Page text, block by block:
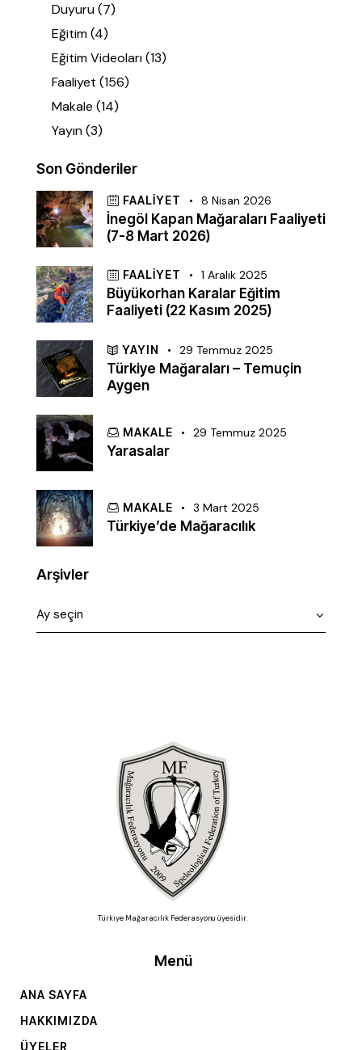
Duyuru(7)
Eğitim(4)
Eğitim Videoları(13)
Faaliyet (156)
Makale (14)
Yayın(3)
Son Gönderiler
FAALIYET 8 Nisan 2026
İnegöl Kapan Mağaraları Faaliyeti
(7-8 Mart 2026)
FAALIYET 1 Aralık 2025
Büyükorhan Karalar Eğitim
Faaliyeti (22 Kasım 2025)
YAYIN 29 Temmuz 2025
Türkiye Mağaraları – Temuçin
Aygen
MAKALE 29 Temmuz 2025
Yarasalar
MAKALE 3 Mart 2025
Türkiye’de Mağaracılık
Arşivler
Türkiye Mağaracılık Federasyonu üyesidir.
Menü
ANA SAYFA
HAKKIMIZDA
ÜYELER